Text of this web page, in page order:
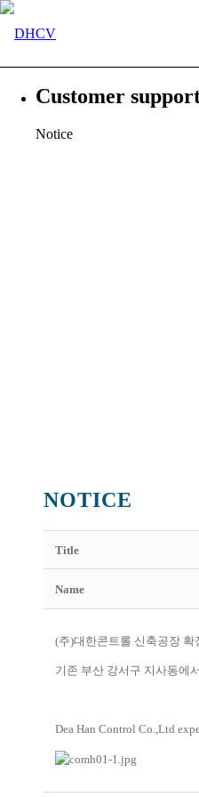
Customer
Notice
NOTICE
Title
Name
(주)대한콘트롤 신축공장 확
기존 부산 강서구 지사동에
Dea Han Control Co.,Ltd